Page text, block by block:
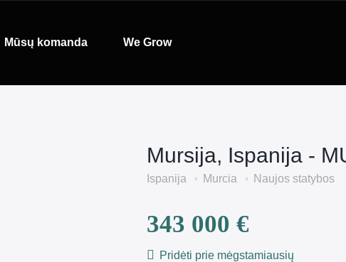
Mūsų komanda We Grow
Mursija, Ispanija -
Ispanija Murcia Naujos statybos
343 000 €
Pridėti prie mėgstamiausių